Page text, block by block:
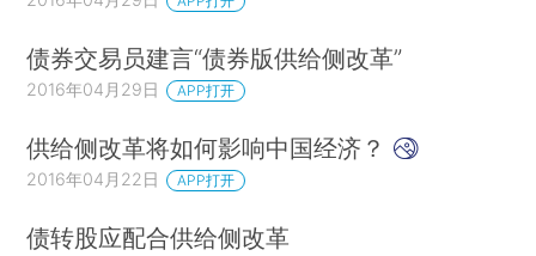
债券交易员建言“债券版供给侧改革”
2016年04月29日 APP打开
供给侧改革将如何影响中国经济？
2016年04月22日 APP打开
债转股应配合供给侧改革